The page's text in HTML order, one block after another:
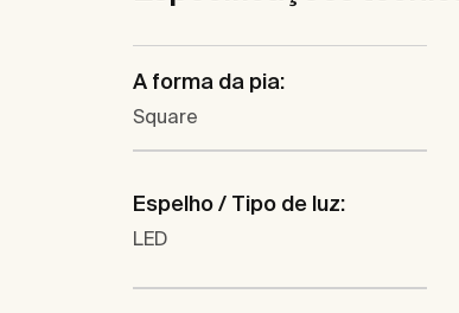
A forma da pia:
Square
Espelho / Tipo de luz:
LED